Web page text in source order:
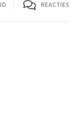
REACTIES